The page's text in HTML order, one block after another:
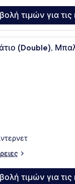
τιμών για
Ένα
(Double),
τιμών για